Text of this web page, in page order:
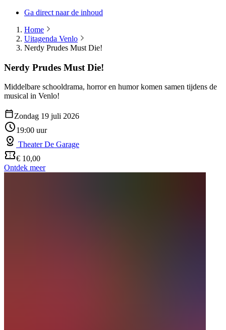
Ga direct naar de inhoud
Home
Uitagenda Venlo
Nerdy Prudes Must Die!
Nerdy Prudes Must Die!
Middelbare schooldrama, horror en humor komen samen tijdens de
musical in Venlo!
Zondag 19 juli 2026
19:00 uur
Theater De Garage
€ 10,00
Ontdek meer